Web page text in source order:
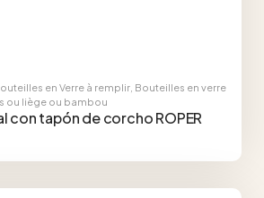
en Verre à remplir Bouteilles en verre
ou liège ou bambou
con tapón de corcho ROPER